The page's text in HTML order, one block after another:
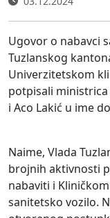
Ugovor o nabavci
Tuzlanskog
Univerzitetskom
potpisali ministrica
i Aco Lakić u ime
Naime, Vlada
brojnih aktivnosti
nabaviti i
sanitetsko vozilo.